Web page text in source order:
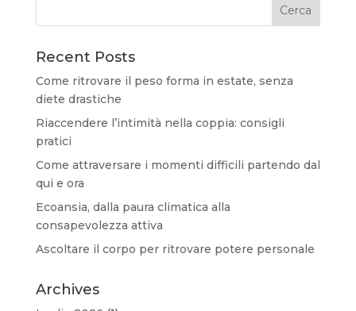
Recent Posts
Come ritrovare il peso forma in estate, senza
diete drastiche
Riaccendere l’intimità nella coppia: consigli
pratici
Come attraversare i momenti difficili partendo dal
qui e ora
Ecoansia, dalla paura climatica alla
consapevolezza attiva
Ascoltare il corpo per ritrovare potere personale
Archives